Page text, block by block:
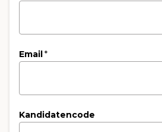
Email *
Kandidatencode